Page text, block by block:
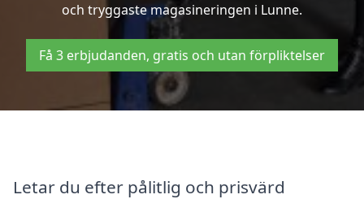
och tryggaste magasineringen i Lunne.
Få 3 erbjudanden, gratis och utan förpliktelser
Letar du efter pålitlig och prisvärd